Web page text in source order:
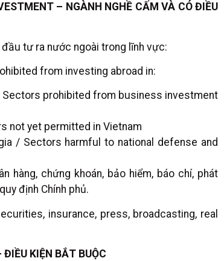
– NGÀNH NGHỀ CẤM VÀ CÓ ĐIỀU
tư ra nước ngoài trong lĩnh vực:
from investing abroad in:
Sectors prohibited from business investment
not yet permitted in Vietnam
/ Sectors harmful to national defense and
hàng, chứng khoán, bảo hiểm, báo chí, phát
định Chính phủ.
insurance, press, broadcasting, real
KIỆN BẮT BUỘC